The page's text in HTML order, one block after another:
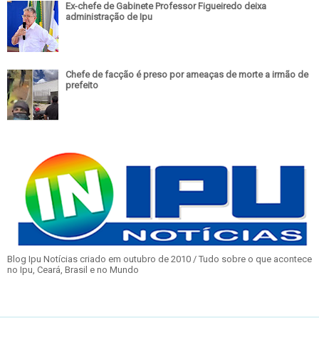
Ex-chefe de Gabinete Professor Figueiredo deixa
administração de Ipu
Chefe de facção é preso por ameaças de morte a irmão de
prefeito
Blog Ipu Notícias criado em outubro de 2010 / Tudo sobre o que acontece
no Ipu, Ceará, Brasil e no Mundo